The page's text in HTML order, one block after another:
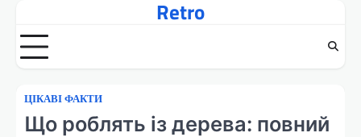
вмісту
Retro
ЦІКАВІ ФАКТИ
Що роблять із дерева: повний